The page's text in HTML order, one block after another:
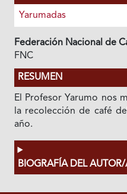
Yarumadas
Federación Nacional de
FNC
RESUMEN
El Profesor Yarumo nos
la recolección de café
año.
BIOGRAFÍA DEL